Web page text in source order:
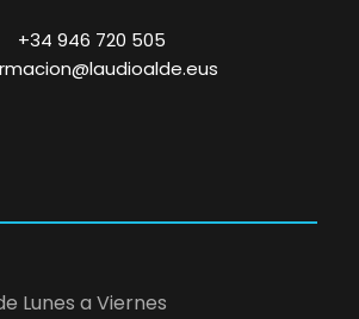
+34 946 720 505
Lunes a Viernes